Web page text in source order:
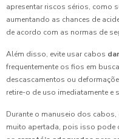
apresentar riscos sérios, como
aumentando as chances de
de acordo com as normas de
Além disso, evite usar cabos
frequentemente os fios em
descascamentos ou
retire-o de uso imediatamente
Durante o manuseio dos
muito apertada, pois isso pode